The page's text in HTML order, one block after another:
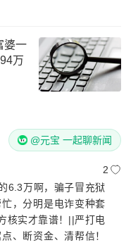
婆一
万
@元宝 一起聊新闻
2
6.3万啊，骗子冒充狱
，分明是电诈变种套
核实才靠谱！||严打电
、断资金、清帮信！